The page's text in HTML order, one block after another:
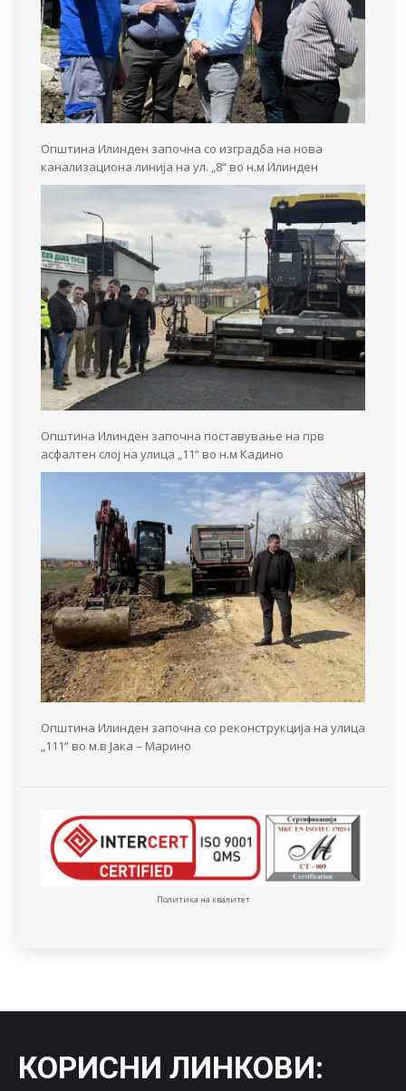
Општина Илинден започна со изградба на нова
канализациона линија на ул. „8“ во н.м Илинден
Општина Илинден започна поставување на прв
асфалтен слој на улица „11“ во н.м Кадино
Општина Илинден започна со реконструкција на улица
„111“ во м.в Јака – Марино
Политика на квалитет
КОРИСНИ ЛИНКОВИ: